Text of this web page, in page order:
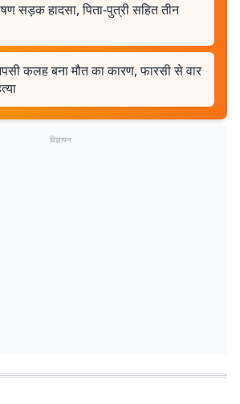
सड़क हादसा, पिता-पुत्री सहित तीन
कलह बना मौत का कारण, फारसी से वार
विज्ञापन